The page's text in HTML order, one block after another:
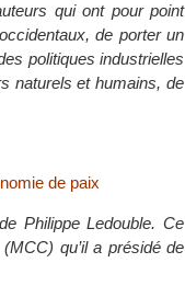
qui ont pour point
de porter un
politiques industrielles
naturels et humains, de
de paix
Philippe Ledouble. Ce
qu’il a présidé de